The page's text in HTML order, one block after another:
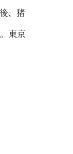
、猪
東京